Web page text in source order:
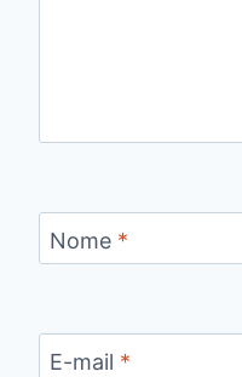
Nome *
E-mail *